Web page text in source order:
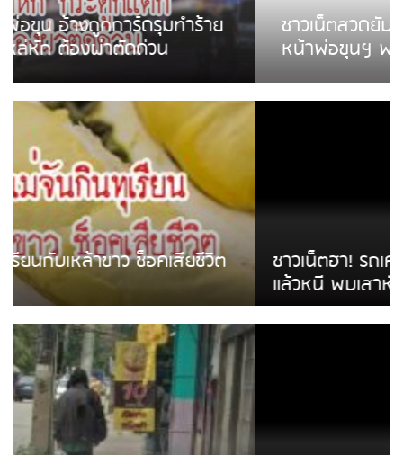
ชาวเน็ตสวดยับ! พบพม่าเร่ขายพวงมาลัย
หน้าพ่อขุนฯ พอไม่ซื้อเดินตาม
ชาวเน็ตฮา! รถเครื่องแม่สายชนป้ายร้านโลงศพ
แล้วหนี พบเสาหัก เบรคหัก หวิดได้ใช้บริการ